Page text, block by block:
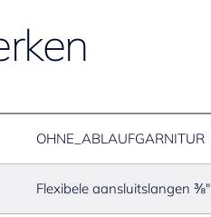
OHNE_ABLAUFGARNITUR
Flexibele aansluitslangen ⅜"